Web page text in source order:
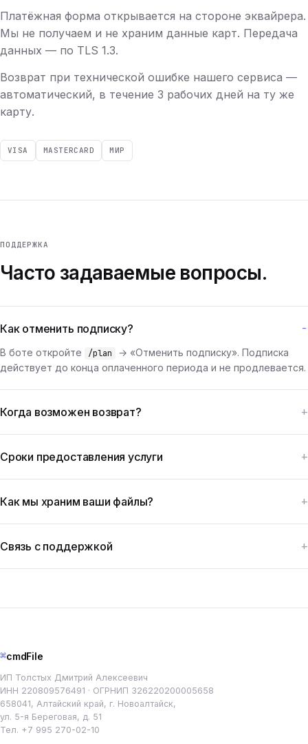
Платёжная форма открывается на стороне эквайрера.
Мы не получаем и не храним данные карт. Передача
данных — по TLS 1.3.
Возврат при технической ошибке нашего сервиса —
автоматический, в течение 3 рабочих дней на ту же
карту.
VISA MASTERCARD МИР
ПОДДЕРЖКА
Часто задаваемые вопросы.
Как отменить подписку?
В боте откройте /plan
→ «Отменить подписку». Подписка
действует до конца оплаченного периода и не продлевается.
Когда возможен возврат?
Сроки предоставления услуги
Как мы храним ваши файлы?
Связь с поддержкой
⌘cmdFile
ИП Толстых Дмитрий Алексеевич
ИНН 220809576491 · ОГРНИП 326220200005658
658041, Алтайский край, г. Новоалтайск,
ул. 5-я Береговая, д. 51
Тел. +7 995 270-02-10